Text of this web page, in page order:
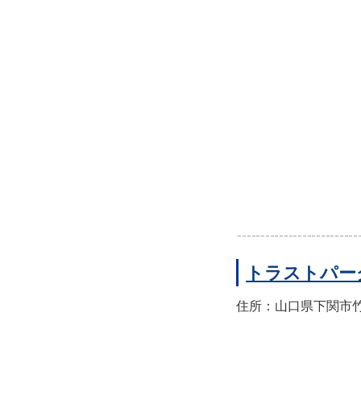
トラストパ
住所：山口県下関市